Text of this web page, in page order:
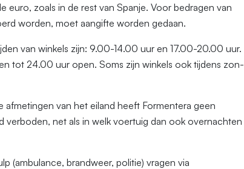
euro, zoals in de rest van Spanje. Voor bedragen van
worden, moet aangifte worden gedaan.
van winkels zijn: 9.00-14.00 uur en 17.00-20.00 uur.
tot 24.00 uur open. Soms zijn winkels ook tijdens zon-
afmetingen van het eiland heeft Formentera geen
verboden, net als in welk voertuig dan ook overnachten
(ambulance, brandweer, politie) vragen via